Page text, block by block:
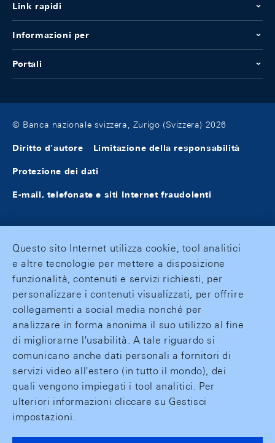
Link rapidi
Informazioni per
Portali
© Banca nazionale svizzera, Zurigo (Svizzera) 2026
Diritto d'autore Limitazione della responsabilità
Protezione dei dati
E-mail, telefonate e siti Internet fraudolenti
Questo sito Internet utilizza cookie, tool analitici
e altre tecnologie per mettere a disposizione
funzionalità, contenuti e servizi richiesti, per
personalizzare i contenuti visualizzati, per offrire
collegamenti a social media nonché per
analizzare in forma anonima il suo utilizzo al fine
di migliorarne l'usabilità. A tale riguardo si
comunicano anche dati personali a fornitori di
servizi video all'estero (in tutto il mondo), dei
quali vengono impiegati i tool analitici. Per
ulteriori informazioni cliccare su Gestisci
impostazioni.